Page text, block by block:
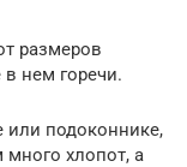
размеров
нем горечи.
или подоконнике,
много хлопот, а